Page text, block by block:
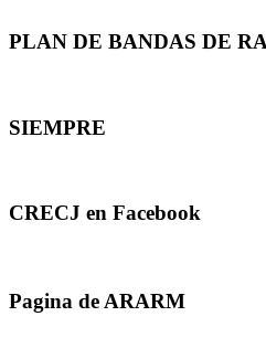
PLAN DE BANDAS DE
SIEMPRE
CRECJ en Facebook
Pagina de ARARM